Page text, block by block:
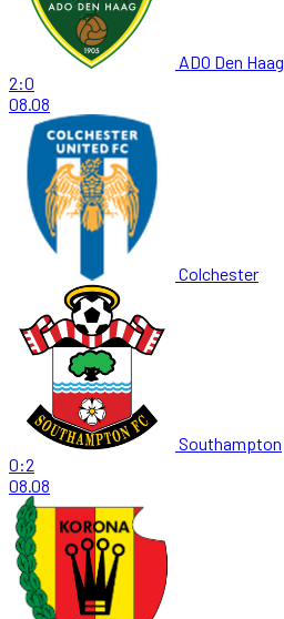
ADO Den Haag
2:0
08.08
Colchester
Southampton
0:2
08.08